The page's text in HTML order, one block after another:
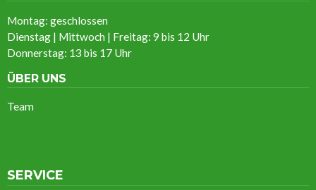
Montag: geschlossen
Dienstag | Mittwoch | Freitag: 9 bis 12 Uhr
Donnerstag: 13 bis 17 Uhr
ÜBER UNS
Team
SERVICE